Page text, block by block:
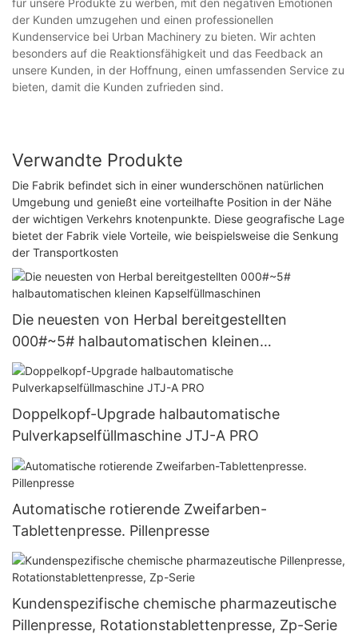
der Kunden umzugehen und einen professionellen
Kundenservice bei Urban Machinery zu bieten. Wir achten
besonders auf die Reaktionsfähigkeit und das Feedback an
unsere Kunden, in der Hoffnung, einen umfassenden Service zu
bieten, damit die Kunden zufrieden sind.
Verwandte Produkte
Die Fabrik befindet sich in einer wunderschönen natürlichen
Umgebung und genießt eine vorteilhafte Position in der Nähe
der wichtigen Verkehrs knotenpunkte. Diese geografische Lage
bietet der Fabrik viele Vorteile, wie beispielsweise die Senkung
der Transportkosten
Die neuesten von Herbal bereitgestellten
000#~5# halbautomatischen kleinen
Kapselfüllmaschinen
Doppelkopf-Upgrade halbautomatische
Pulverkapselfüllmaschine JTJ-A PRO
Automatische rotierende Zweifarben-
Tablettenpresse. Pillenpresse
Kundenspezifische chemische pharmazeutische
Pillenpresse, Rotationstablettenpresse, Zp-Serie